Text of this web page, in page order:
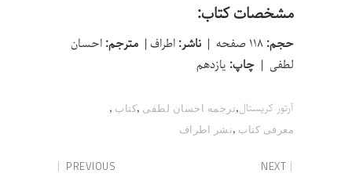
مشخصات کتاب:
حجم: ناشر: اطراف | مترجم: احسان
لطفی | چاپ: یازدهم
آرتور کریستال,ترجمه احسان لطفی ,کتاب ,
معرفی کتاب ,نشر اطراف
PREVIOUS NEXT